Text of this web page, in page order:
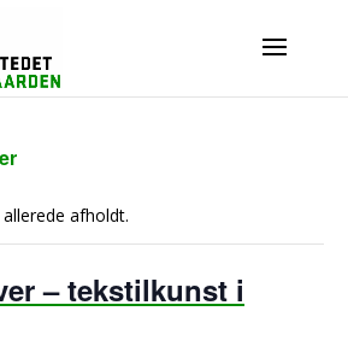
afholdt.
– tekstilkunst i